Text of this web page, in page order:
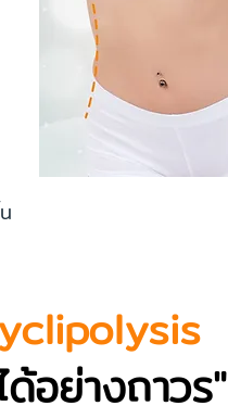
อย่างถาวร"